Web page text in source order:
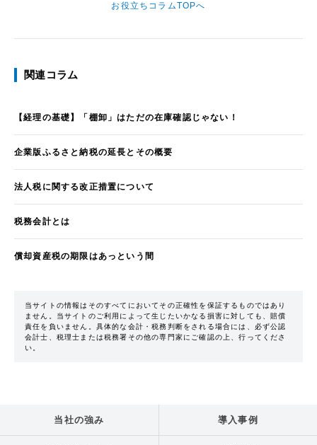
お役立ちコラムTOPへ
関連コラム
【経理の基礎】「棚卸」はただの在庫確認じゃない！
企業版ふるさと納税の延長とその概要
法人税に関する改正措置について
税務会計とは
償却資産税の期限はあっという間
当サイトの情報はそのすべてにおいてその正確性を保証するものではあり
ません。当サイトのご利用によって生じたいかなる損害に対しても、賠償
責任を負いません。具体的な会計・税務判断をされる場合には、必ず公認
会計士、税理士または税務署その他の専門家にご確認の上、行ってくださ
い。
当社の強み 導入事例